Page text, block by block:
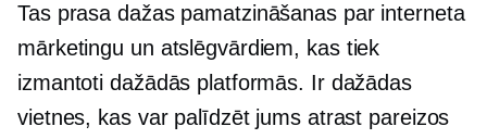
Tas prasa dažas pamatzināšanas par interneta
mārketingu un atslēgvārdiem, kas tiek
izmantoti dažādās platformās. Ir dažādas
vietnes, kas var palīdzēt jums atrast pareizos